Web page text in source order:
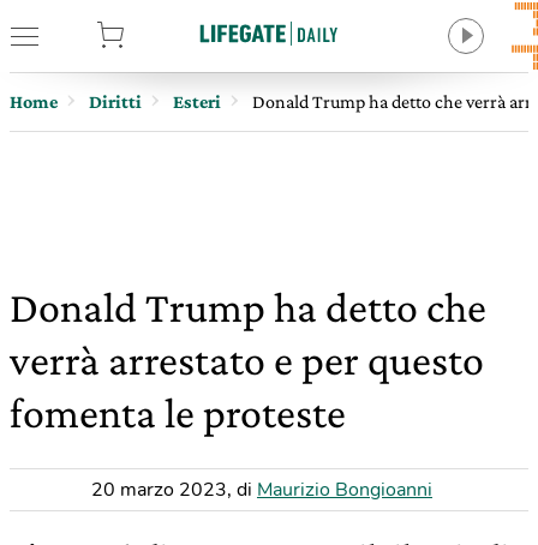
Home Diritti Esteri Donald Trump ha detto che verrà
Donald Trump ha detto che
verrà arrestato e per questo
fomenta le proteste
20 marzo 2023, di Maurizio Bongioanni